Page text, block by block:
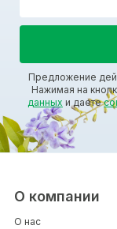
Предложение
Нажимая на
данных и даете
О компании
О нас